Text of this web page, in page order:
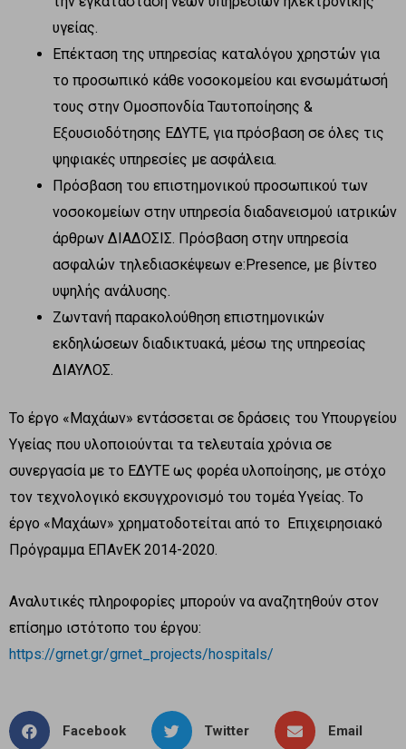
υγείας.
Επέκταση της υπηρεσίας καταλόγου χρηστών για
το προσωπικό κάθε νοσοκομείου και ενσωμάτωσή
τους στην Ομοσπονδία Ταυτοποίησης &
Εξουσιοδότησης ΕΔΥΤΕ, για πρόσβαση σε όλες τις
ψηφιακές υπηρεσίες με ασφάλεια.
Πρόσβαση του επιστημονικού προσωπικού των
νοσοκομείων στην υπηρεσία διαδανεισμού ιατρικών
άρθρων ΔΙΑΔΟΣΙΣ. Πρόσβαση στην υπηρεσία
ασφαλών τηλεδιασκέψεων e:Presence, με βίντεο
υψηλής ανάλυσης.
Ζωντανή παρακολούθηση επιστημονικών
εκδηλώσεων διαδικτυακά, μέσω της υπηρεσίας
ΔΙΑΥΛΟΣ.
Το έργο «Μαχάων» εντάσσεται σε δράσεις του Υπουργείου
Υγείας που υλοποιούνται τα τελευταία χρόνια σε
συνεργασία με το ΕΔΥΤΕ ως φορέα υλοποίησης, με στόχο
τον τεχνολογικό εκσυγχρονισμό του τομέα Υγείας. Το
έργο «Μαχάων» χρηματοδοτείται από το Επιχειρησιακό
Πρόγραμμα ΕΠΑνΕΚ 2014-2020.
Αναλυτικές πληροφορίες μπορούν να αναζητηθούν στον
επίσημο ιστότοπο του έργου:
https://grnet.gr/grnet_projects/hospitals/
Facebook Twitter Email